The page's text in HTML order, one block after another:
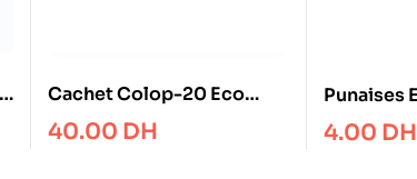
Cachet Colop-20 Eco
14*38mm
40.00 DH
Punaises
Chromés
4.00 DH